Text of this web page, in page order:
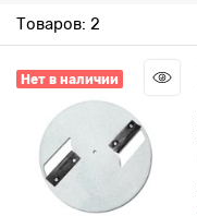
Товаров: 2
Нет в наличии